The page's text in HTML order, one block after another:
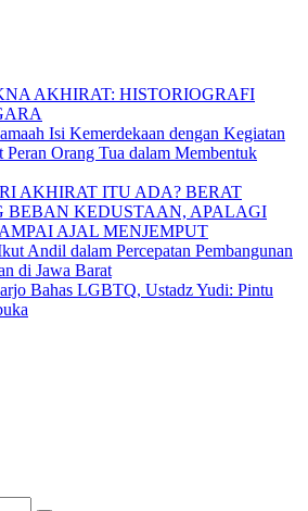
AKHIRAT: HISTORIOGRAFI
Isi Kemerdekaan dengan Kegiatan
Peran Orang Tua dalam Membentuk
AKHIRAT ITU ADA? BERAT
BEBAN KEDUSTAAN, APALAGI
AJAL MENJEMPUT
Andil dalam Percepatan Pembangunan
di Jawa Barat
Bahas LGBTQ, Ustadz Yudi: Pintu